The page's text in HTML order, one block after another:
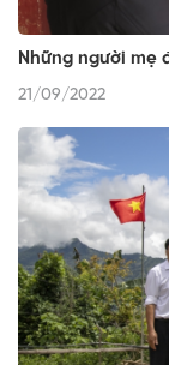
Những người mẹ
21/09/2022